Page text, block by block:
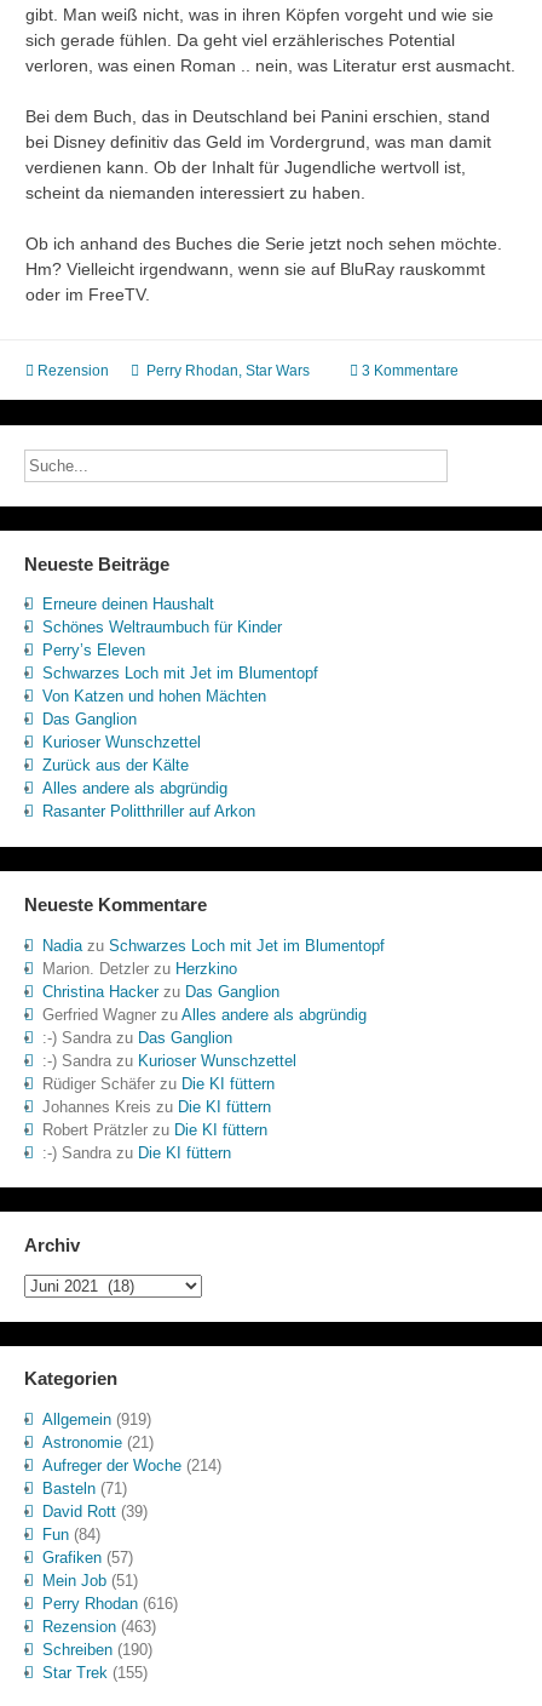
gibt. Man weiß nicht, was in ihren Köpfen vorgeht und wie sie
sich gerade fühlen. Da geht viel erzählerisches Potential
verloren, was einen Roman .. nein, was Literatur erst ausmacht.
Bei dem Buch, das in Deutschland bei Panini erschien, stand
bei Disney definitiv das Geld im Vordergrund, was man damit
verdienen kann. Ob der Inhalt für Jugendliche wertvoll ist,
scheint da niemanden interessiert zu haben.
Ob ich anhand des Buches die Serie jetzt noch sehen möchte.
Hm? Vielleicht irgendwann, wenn sie auf BluRay rauskommt
oder im FreeTV.
Rezension Perry Rhodan, Star Wars 3 Kommentare
Neueste Beiträge
Erneure deinen Haushalt
Schönes Weltraumbuch für Kinder
Perry’s Eleven
Schwarzes Loch mit Jet im Blumentopf
Von Katzen und hohen Mächten
Das Ganglion
Kurioser Wunschzettel
Zurück aus der Kälte
Alles andere als abgründig
Rasanter Politthriller auf Arkon
Neueste Kommentare
Nadiazu Schwarzes Loch mit Jet im Blumentopf
Marion. Detzlerzu Herzkino
Christina Hackerzu Das Ganglion
Gerfried Wagnerzu Alles andere als abgründig
:-) Sandrazu Das Ganglion
:-) Sandrazu Kurioser Wunschzettel
Rüdiger Schäferzu Die KI füttern
Johannes Kreis zu Die KI füttern
Robert Prätzlerzu Die KI füttern
:-) Sandrazu Die KI füttern
Archiv
Archiv
Kategorien
Allgemein(919)
Astronomie(21)
Aufreger der Woche(214)
Basteln(71)
David Rott(39)
Fun(84)
Grafiken(57)
Mein Job(51)
Perry Rhodan(616)
Rezension(463)
Schreiben(190)
Star Trek (155)